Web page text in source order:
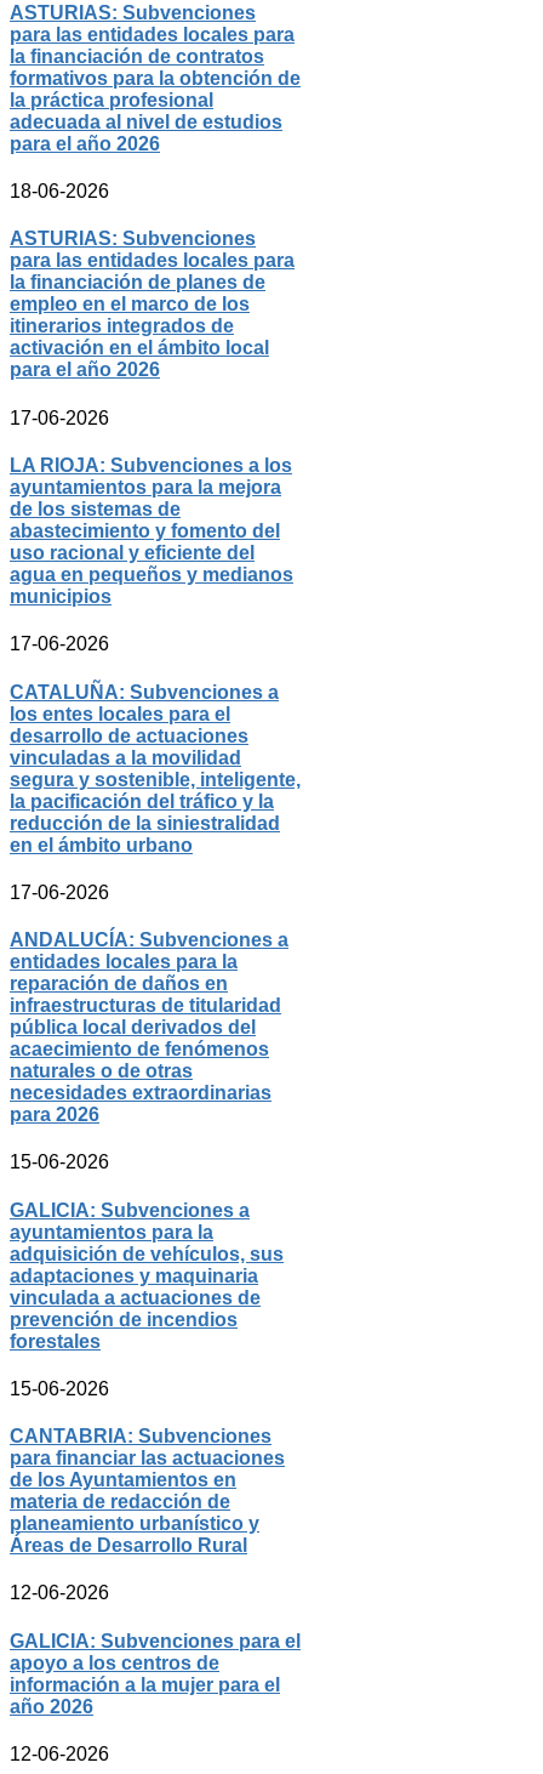
ASTURIAS: Subvenciones
para las entidades locales para
la financiación de contratos
formativos para la obtención de
la práctica profesional
adecuada al nivel de estudios
para el año 2026
18-06-2026
ASTURIAS: Subvenciones
para las entidades locales para
la financiación de planes de
empleo en el marco de los
itinerarios integrados de
activación en el ámbito local
para el año 2026
17-06-2026
LA RIOJA: Subvenciones a los
ayuntamientos para la mejora
de los sistemas de
abastecimiento y fomento del
uso racional y eficiente del
agua en pequeños y medianos
municipios
17-06-2026
CATALUÑA: Subvenciones a
los entes locales para el
desarrollo de actuaciones
vinculadas a la movilidad
segura y sostenible, inteligente,
la pacificación del tráfico y la
reducción de la siniestralidad
en el ámbito urbano
17-06-2026
ANDALUCÍA: Subvenciones a
entidades locales para la
reparación de daños en
infraestructuras de titularidad
pública local derivados del
acaecimiento de fenómenos
naturales o de otras
necesidades extraordinarias
para 2026
15-06-2026
GALICIA: Subvenciones a
ayuntamientos para la
adquisición de vehículos, sus
adaptaciones y maquinaria
vinculada a actuaciones de
prevención de incendios
forestales
15-06-2026
CANTABRIA: Subvenciones
para financiar las actuaciones
de los Ayuntamientos en
materia de redacción de
planeamiento urbanístico y
Áreas de Desarrollo Rural
12-06-2026
GALICIA: Subvenciones para el
apoyo a los centros de
información a la mujer para el
año 2026
12-06-2026